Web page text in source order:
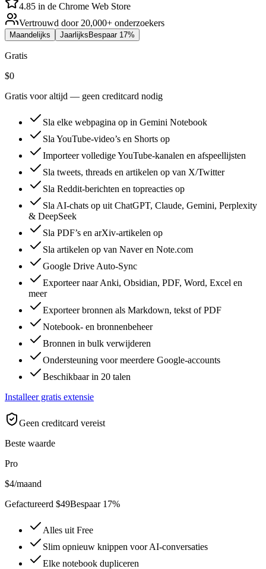
4.85 in de Chrome Web Store
Vertrouwd door 20,000+ onderzoekers
Maandelijks Jaarlijks Bespaar 17%
Gratis
$0
Gratis voor altijd — geen creditcard nodig
Sla elke webpagina op in Gemini Notebook
Sla YouTube-video’s en Shorts op
Importeer volledige YouTube-kanalen en afspeellijsten
Sla tweets, threads en artikelen op van X/Twitter
Sla Reddit-berichten en topreacties op
Sla AI-chats op uit ChatGPT, Claude, Gemini, Perplexity
& DeepSeek
Sla PDF’s en arXiv-artikelen op
Sla artikelen op van Naver en Note.com
Google Drive Auto-Sync
Exporteer naar Anki, Obsidian, PDF, Word, Excel en
meer
Exporteer bronnen als Markdown, tekst of PDF
Notebook- en bronnenbeheer
Bronnen in bulk verwijderen
Ondersteuning voor meerdere Google-accounts
Beschikbaar in 20 talen
Installeer gratis extensie
Geen creditcard vereist
Beste waarde
Pro
$4/maand
Gefactureerd $49Bespaar 17%
Alles uit Free
Slim opnieuw knippen voor AI-conversaties
Elke notebook dupliceren